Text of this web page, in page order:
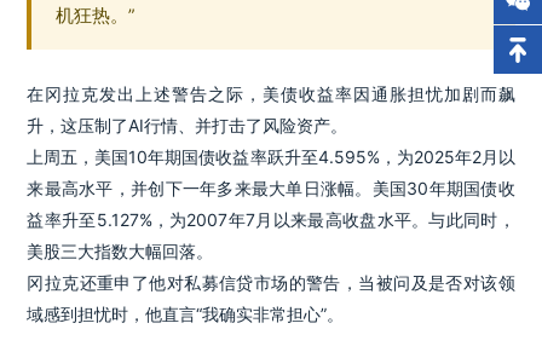
机狂热。”
在冈拉克发出上述警告之际，美债收益率因通胀担忧加剧而飙
升，这压制了AI行情、并打击了风险资产。
上周五，美国10年期国债收益率跃升至4.595%，为2025年2月以
来最高水平，并创下一年多来最大单日涨幅。美国30年期国债收
益率升至5.127%，为2007年7月以来最高收盘水平。与此同时，
美股三大指数大幅回落。
冈拉克还重申了他对私募信贷市场的警告，当被问及是否对该领
域感到担忧时，他直言“我确实非常担心”。